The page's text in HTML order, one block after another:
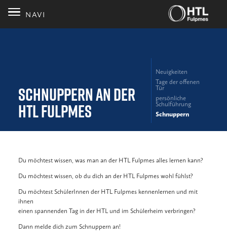
NAVI
Schnuppern an der
HTL Fulpmes
Neuigkeiten
Tage der offenen
Tür
persönliche
Schulführung
Schnuppern
Du möchtest wissen, was man an der HTL Fulpmes alles lernen kann?
Du möchtest wissen, ob du dich an der HTL Fulpmes wohl fühlst?
Du möchtest SchülerInnen der HTL Fulpmes kennenlernen und mit
ihnen
einen spannenden Tag in der HTL und im Schülerheim verbringen?
Dann melde dich zum Schnuppern an!